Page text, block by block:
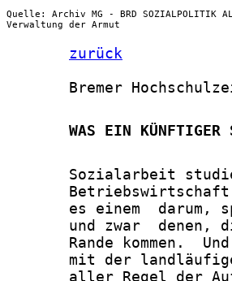
Quelle: Archiv MG - BRD SOZIALPOLITIK
Verwaltung der Armut
zurück
Bremer
WAS EIN KÜNFTIGER